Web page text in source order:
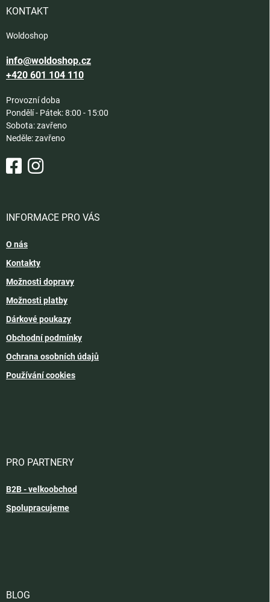
KONTAKT
Woldoshop
info@woldoshop.cz
+420 601 104 110
Provozní doba
Pondělí - Pátek: 8:00 - 15:00
Sobota: zavřeno
Neděle: zavřeno
INFORMACE PRO VÁS
O nás
Kontakty
Možnosti dopravy
Možnosti platby
Dárkové poukazy
Obchodní podmínky
Ochrana osobních údajů
Používání cookies
PRO PARTNERY
B2B - velkoobchod
Spolupracujeme
BLOG